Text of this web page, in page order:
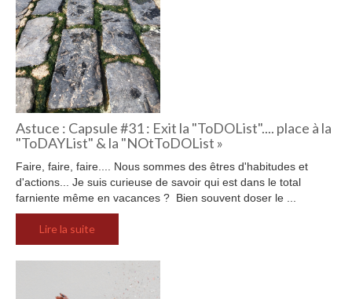
Astuce : Capsule #31 : Exit la "ToDOList".... place à la
"ToDAYList" & la "NOtToDOList »
Faire, faire, faire.... Nous sommes des êtres d'habitudes et
d'actions... Je suis curieuse de savoir qui est dans le total
farniente même en vacances ? Bien souvent doser le ...
Lire la suite